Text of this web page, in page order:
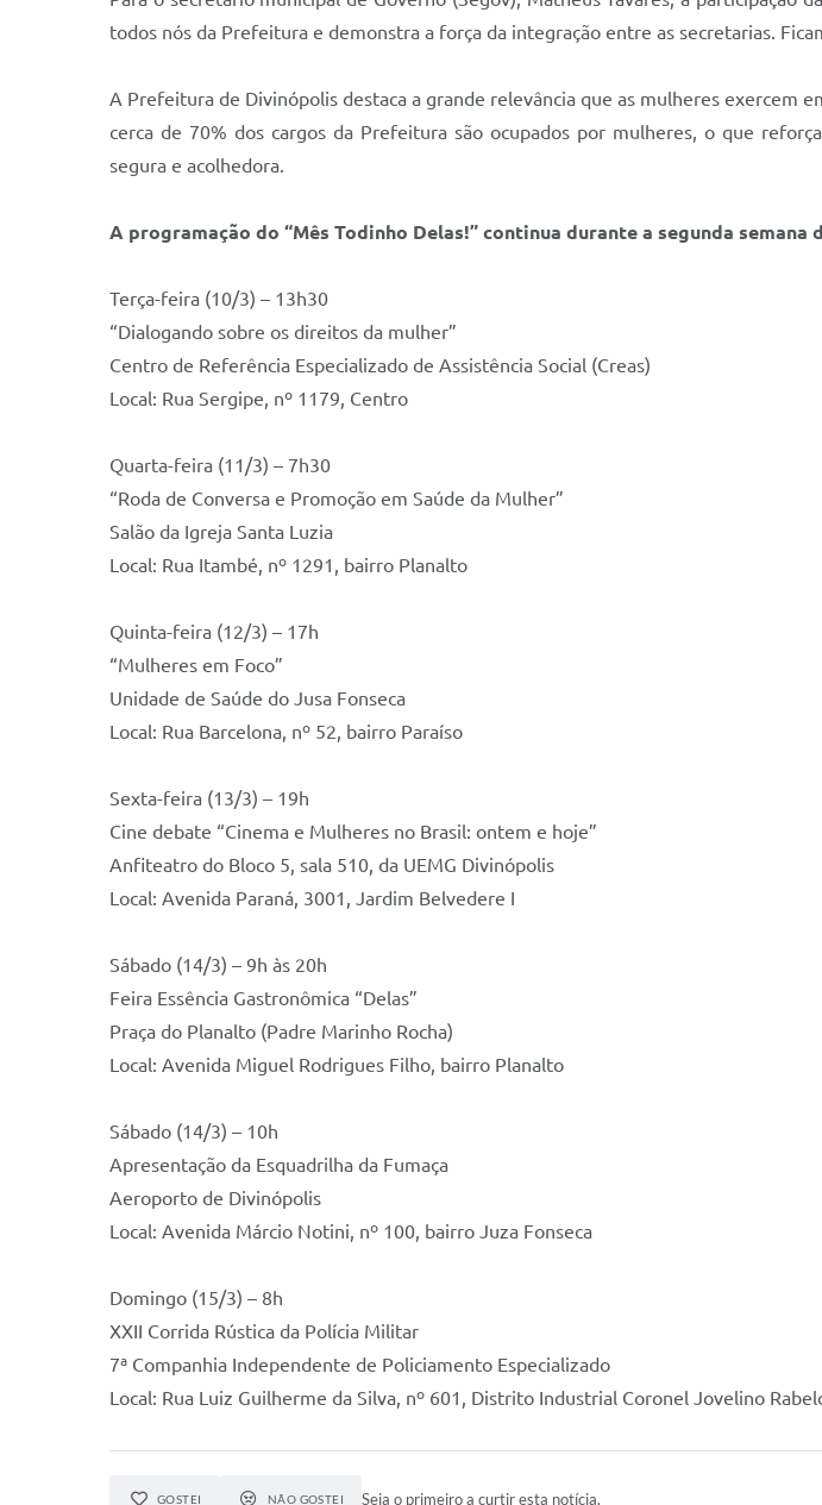
todos nós da Prefeitura e demonstra a força da integração entre as secretarias.
A Prefeitura de Divinópolis destaca a grande relevância que as mulheres exercem
cerca de 70% dos cargos da Prefeitura são ocupados por mulheres, o que
segura e acolhedora.
A programação do “Mês Todinho Delas!” continua durante a segunda
Terça-feira (10/3) – 13h30
“Dialogando sobre os direitos da mulher”
Centro de Referência Especializado de Assistência Social (Creas)
Local: Rua Sergipe, nº 1179, Centro
Quarta-feira (11/3) – 7h30
“Roda de Conversa e Promoção em Saúde da Mulher”
Salão da Igreja Santa Luzia
Local: Rua Itambé, nº 1291, bairro Planalto
Quinta-feira (12/3) – 17h
“Mulheres em Foco”
Unidade de Saúde do Jusa Fonseca
Local: Rua Barcelona, nº 52, bairro Paraíso
Sexta-feira (13/3) – 19h
Cine debate “Cinema e Mulheres no Brasil: ontem e hoje”
Anfiteatro do Bloco 5, sala 510, da UEMG Divinópolis
Local: Avenida Paraná, 3001, Jardim Belvedere I
Sábado (14/3) – 9h às 20h
Feira Essência Gastronômica “Delas”
Praça do Planalto (Padre Marinho Rocha)
Local: Avenida Miguel Rodrigues Filho, bairro Planalto
Sábado (14/3) – 10h
Apresentação da Esquadrilha da Fumaça
Aeroporto de Divinópolis
Local: Avenida Márcio Notini, nº 100, bairro Juza Fonseca
Domingo (15/3) – 8h
XXII Corrida Rústica da Polícia Militar
7ª Companhia Independente de Policiamento Especializado
Local: Rua Luiz Guilherme da Silva, nº 601, Distrito Industrial Coronel Jovelino
GOSTEI NÃO GOSTEI Seja o primeiro a curtir esta notícia.